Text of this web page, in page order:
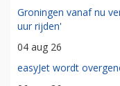
Groningen vanaf nu
uur rijden'
04 aug 26
easyJet wordt